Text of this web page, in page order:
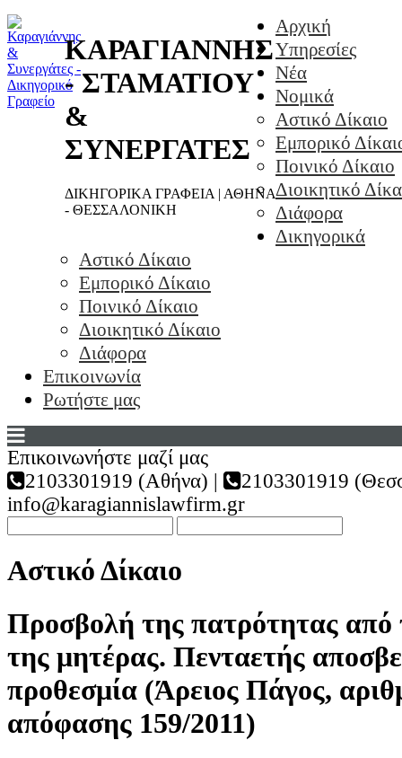
ΚΑΡΑΓΙΑΝΝΗΣ
- ΣΤΑΜΑΤΙΟΥ
&
ΣΥΝΕΡΓΑΤΕΣ
ΔΙΚΗΓΟΡΙΚΑ ΓΡΑΦΕΙΑ | ΑΘΗΝΑ
- ΘΕΣΣΑΛΟΝΙΚΗ
Αρχική
Υπηρεσίες
Νέα
Νομικά
Αστικό Δίκαιο
Εμπορικό
Ποινικό Δίκαιο
Διοικητικό
Διάφορα
Δικηγορικά
Αστικό Δίκαιο
Εμπορικό Δίκαιο
Ποινικό Δίκαιο
Διοικητικό Δίκαιο
Διάφορα
Επικοινωνία
Ρωτήστε μας
Επικοινωνήστε μαζί μας
2103301919 (Αθήνα) |
2103301919
info@karagiannislawfirm.gr
Αστικό Δίκαιο
Προσβολή της πατρότητας από
της μητέρας. Πενταετής
προθεσμία (Άρειος Πάγος,
απόφασης 159/2011)